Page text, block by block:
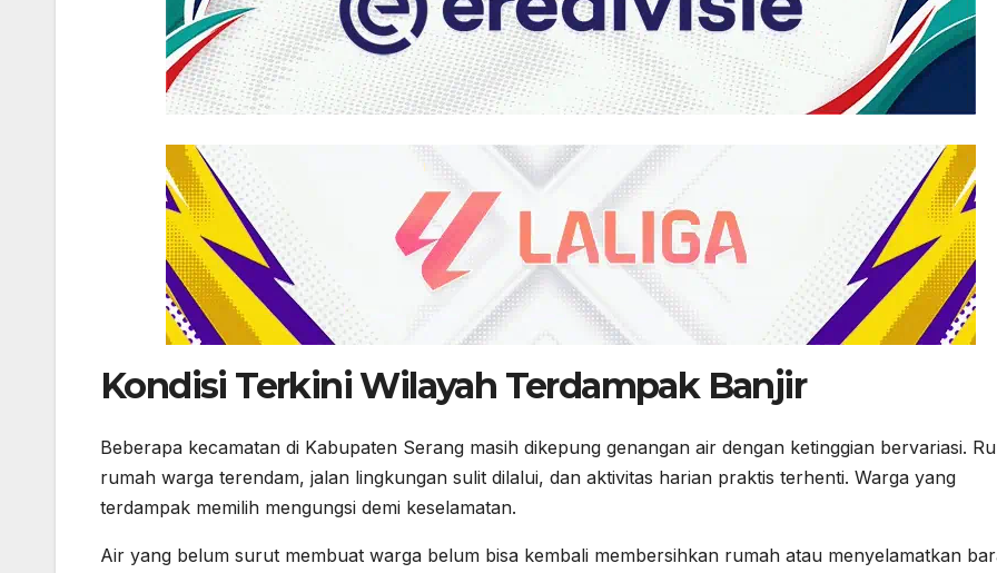
Kondisi Terkini Wilayah Terdampak Banjir
Beberapa kecamatan di Kabupaten Serang masih dikepung genangan air dengan ketinggian bervariasi.
rumah warga terendam, jalan lingkungan sulit dilalui, dan aktivitas harian praktis terhenti. Warga yang
terdampak memilih mengungsi demi keselamatan.
Air yang belum surut membuat warga belum bisa kembali membersihkan rumah atau menyelamatkan